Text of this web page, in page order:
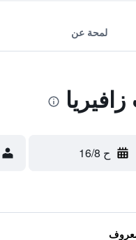
لمحة عن
ح 16/8